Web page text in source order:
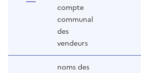
compte
communal
des
vendeurs
noms des